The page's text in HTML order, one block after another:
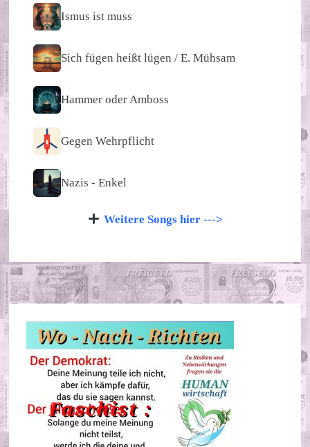
Ismus ist muss
Sich fügen heißt lügen / E. Mühsam
Hammer oder Amboss
Gegen Wehrpflicht
Nazis - Enkel
Weitere Songs hier --->